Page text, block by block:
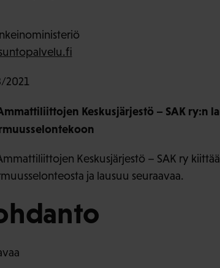
2021
Keskusjärjestö – SAK ry:n
Keskusjärjestö – SAK ry
ja lausuu seuraavaa.